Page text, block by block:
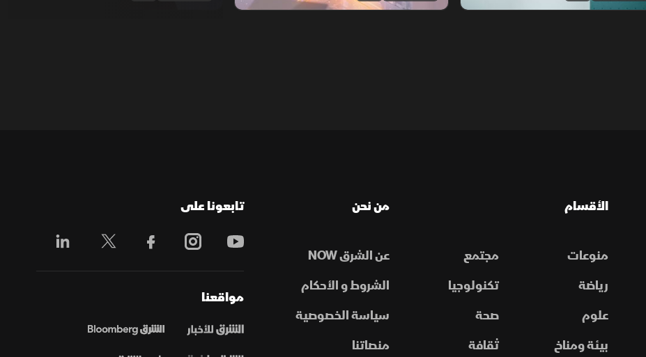
الأقسام
منوعات
مجتمع
رياضة
تكنولوجيا
علوم
صحة
بيئة ومناخ
ثقافة
من نحن
عن الشرق NOW
الشروط و الأحكام
سياسة الخصوصية
منصاتنا
تابعونا على
مواقعنا